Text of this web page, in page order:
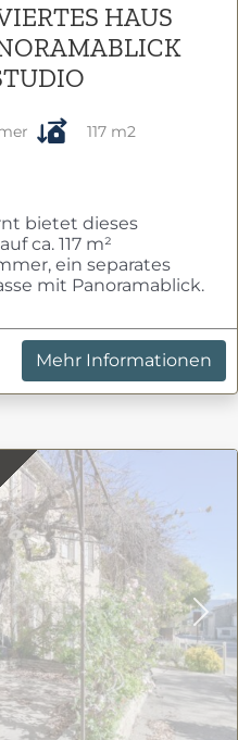
HAUS
117 m2
bietet dieses
ca. 117 m²
ein separates
mit Panoramablick.
Mehr Informationen